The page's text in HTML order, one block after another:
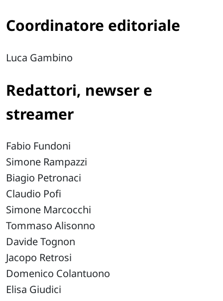
Coordinatore editoriale
Luca Gambino
Redattori, newser e
streamer
Fabio Fundoni
Simone Rampazzi
Biagio Petronaci
Claudio Pofi
Simone Marcocchi
Tommaso Alisonno
Davide Tognon
Jacopo Retrosi
Domenico Colantuono
Elisa Giudici